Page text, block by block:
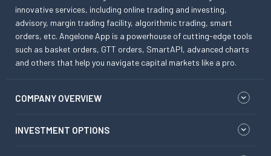
innovative services, including online trading and investing,
advisory, margin trading facility, algorithmic trading, smart
orders, etc. Angelone App is a powerhouse of cutting-edge tools
such as basket orders, GTT orders, SmartAPI, advanced charts
and others that help you navigate capital markets like a pro.
COMPANY OVERVIEW
INVESTMENT OPTIONS